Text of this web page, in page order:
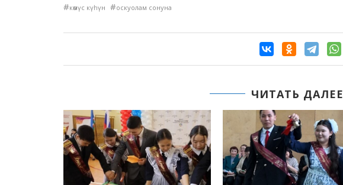
#көмүс күһүн #оскуолам сонуна
ЧИТАТЬ ДАЛЕЕ